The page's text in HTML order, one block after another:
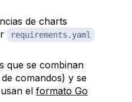
de charts
requirements.yaml
que se combinan
comandos) y se
el formato Go